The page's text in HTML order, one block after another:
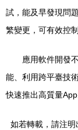
試，能及早發現問
繁變更，可有效控
應用軟件開發
能、利用跨平臺技
快速推出高質量
如若轉載，請注